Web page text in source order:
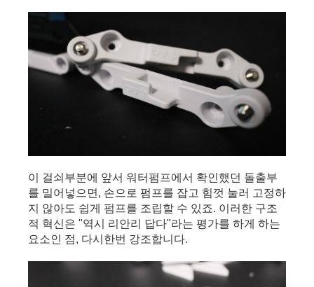
이 걸쇠부분에 앞서 워터펌프에서 확인했던 돌출부
를 밀어넣으면, 손으로 펌프를 잡고 힘껏 눌러 고정하
지 않아도 쉽게 펌프를 조립할 수 있죠. 이러한 구조
적 혁신은 "역시 리안리 답다"라는 평가를 하게 하는
요소인 점, 다시한번 강조합니다.